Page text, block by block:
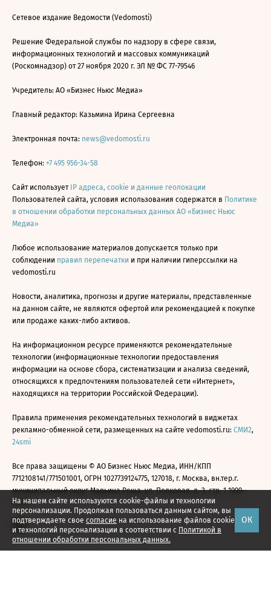
На нашем сайте используются cookie-файлы и технологии
персонализации. Продолжая пользоваться данным сайтом, вы
подтверждаете свое согласие на использование файлов cookie
и технологий персонализации в соответствии с Политикой в
отношении обработки персональных данных.
ОК
Сетевое издание Ведомости (Vedomosti)
Решение Федеральной службы по надзору в сфере связи,
информационных технологий и массовых коммуникаций
(Роскомнадзор) от 27 ноября 2020 г. ЭЛ № ФС 77-79546
Учредитель: АО «Бизнес Ньюс Медиа»
Главный редактор: Казьмина Ирина Сергеевна
Электронная почта: news@vedomosti.ru
Телефон: +7 495 956-34-58
Сайт использует IP адреса, cookie и данные геолокации
Пользователей сайта, условия использования содержатся в Политике
в отношении обработки персональных данных АО «Бизнес Ньюс
Медиа»
Любое использование материалов допускается только при
соблюдении правил перепечатки и при наличии гиперссылки на
vedomosti.ru
Новости, аналитика, прогнозы и другие материалы, представленные
на данном сайте, не являются офертой или рекомендацией к покупке
или продаже каких-либо активов.
На информационном ресурсе применяются рекомендательные
технологии (информационные технологии предоставления
информации на основе сбора, систематизации и анализа сведений,
относящихся к предпочтениям пользователей сети «Интернет»,
находящихся на территории Российской Федерации).
Правила применения рекомендательных технологий в виджетах
рекламно-обменной сети, размещенных на сайте vedomosti.ru: СМИ2,
24smi
Все права защищены © АО Бизнес Ньюс Медиа, ИНН/КПП
7712108141/771501001, ОГРН 1027739124775, 127018, г. Москва, вн.тер.г.
муниципальный округ Марьина Роща, ул. Полковая, д. 3, стр. 1 1999—
2026